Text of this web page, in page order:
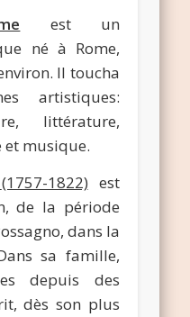
est un
né à Rome,
Il toucha
artistiques:
littérature,
et musique.
(1757-1822) est
de la période
dans la
sa famille,
depuis des
dès son plus